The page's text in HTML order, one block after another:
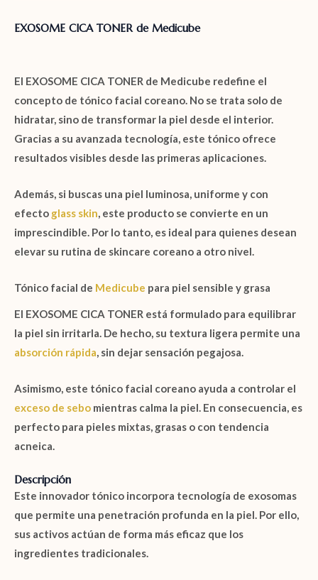
EXOSOME CICA TONER de Medicube
El EXOSOME CICA TONER de Medicube redefine el
concepto de tónico facial coreano. No se trata solo de
hidratar, sino de transformar la piel desde el interior.
Gracias a su avanzada tecnología, este tónico ofrece
resultados visibles desde las primeras aplicaciones.
Además, si buscas una piel luminosa, uniforme y con
efecto glass skin , este producto se convierte en un
imprescindible. Por lo tanto, es ideal para quienes desean
elevar su rutina de skincare coreano a otro nivel.
Tónico facial de Medicube para piel sensible y grasa
El EXOSOME CICA TONER está formulado para equilibrar
la piel sin irritarla. De hecho, su textura ligera permite una
absorción rápida, sin dejar sensación pegajosa.
Asimismo, este tónico facial coreano ayuda a controlar el
exceso de sebo mientras calma la piel. En consecuencia, es
perfecto para pieles mixtas, grasas o con tendencia
acneica.
Descripción
Este innovador tónico incorpora tecnología de exosomas
que permite una penetración profunda en la piel. Por ello,
sus activos actúan de forma más eficaz que los
ingredientes tradicionales.